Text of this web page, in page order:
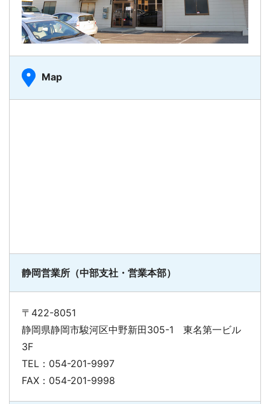
Map
静岡営業所（中部支社・営業本部）
〒422-8051
静岡県静岡市駿河区中野新田305-1 東名第一ビル
3F
TEL：054-201-9997
FAX：054-201-9998